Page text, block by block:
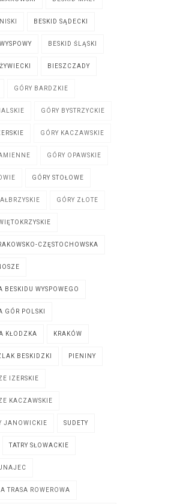
BESKID SĄDECKI
BESKID ŚLĄSKI
BIESZCZADY
GÓRY BARDZKIE
GÓRY BYSTRZYCKIE
GÓRY KACZAWSKIE
GÓRY OPAWSKIE
GÓRY STOŁOWE
GÓRY ZŁOTE
CZĘSTOCHOWSKA
BESKIDU WYSPOWEGO
GÓR POLSKI
KŁODZKA KRAKÓW
BESKIDZKI PIENINY
IZERSKIE
KACZAWSKIE
JANOWICKIE SUDETY
TATRY SŁOWACKIE
TRASA ROWEROWA